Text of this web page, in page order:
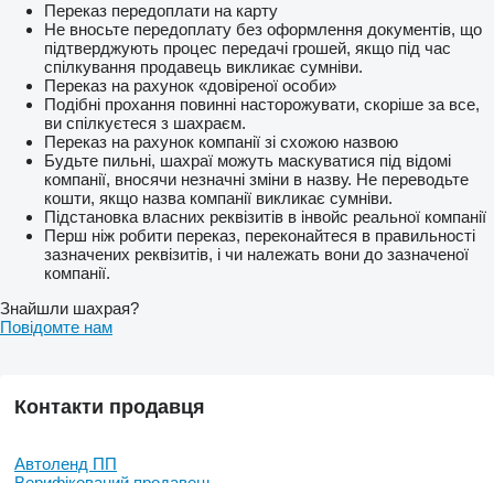
Переказ передоплати на карту
Не вносьте передоплату без оформлення документів, що
підтверджують процес передачі грошей, якщо під час
спілкування продавець викликає сумніви.
Переказ на рахунок «довіреної особи»
Подібні прохання повинні насторожувати, скоріше за все,
ви спілкуєтеся з шахраєм.
Переказ на рахунок компанії зі схожою назвою
Будьте пильні, шахраї можуть маскуватися під відомі
компанії, вносячи незначні зміни в назву. Не переводьте
кошти, якщо назва компанії викликає сумніви.
Підстановка власних реквізитів в інвойс реальної компанії
Перш ніж робити переказ, переконайтеся в правильності
зазначених реквізитів, і чи належать вони до зазначеної
компанії.
Знайшли шахрая?
Повідомте нам
Контакти продавця
Автоленд ПП